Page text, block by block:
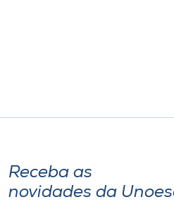
Selecione
o idioma
Receba as
novidades da